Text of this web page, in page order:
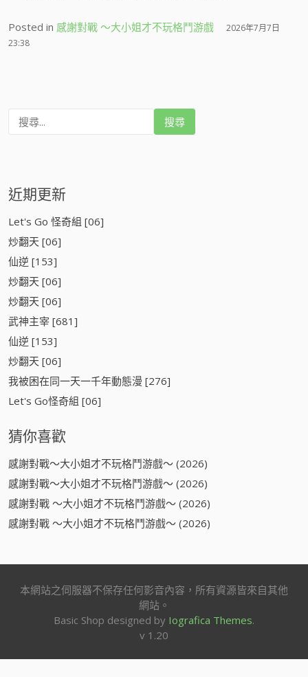
Posted in 感謝對戰 ～大小姐才不玩格鬥游戲
2026年7月7日
23:38
近期更新
Let's Go 怪奇組 [06]
炒翻天 [06]
仙逆 [153]
炒翻天 [06]
炒翻天 [06]
武神主宰 [681]
仙逆 [153]
炒翻天 [06]
我被困在同一天一千年動態漫 [276]
Let's Go怪奇組 [06]
猜你喜歡
感謝對戰～大小姐才不玩格鬥游戲～ (2026)
感謝對戰～大小姐才不玩格鬥游戲～ (2026)
感謝對戰 ～大小姐才不玩格鬥游戲～ (2026)
感謝對戰 ～大小姐才不玩格鬥游戲～ (2026)
本網站之伺服器不保存任何影音內容，所有資源皆來自其他
網站。
Basic Shop designed by Iografica Themes.
v 1.20